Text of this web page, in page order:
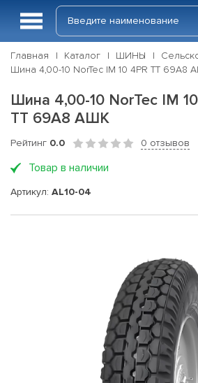
Главная Каталог ШИНЫ
Шина 4,00-10 NorTec IM 10 4PR TT 69A8
Шина 4,00-10 NorTec IM
TT 69A8 АШК
Рейтинг 0.0 0 отзывов
Товар в наличии
Артикул: AL10-04